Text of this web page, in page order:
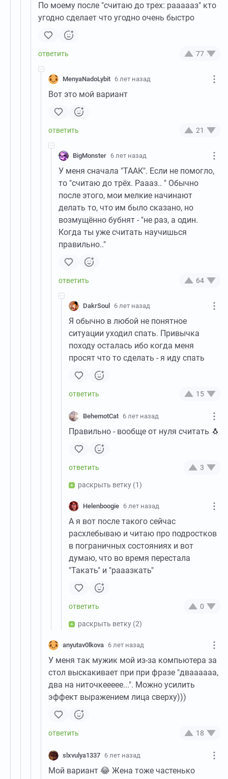
По моему после "считаю до трех: раааааз" кто
угодно сделает что угодно очень быстро
77
MenyaNadoLybit 6 лет назад
Вот это мой вариант
21
BigMonster 6 лет назад
У меня сначала "ТААК". Если не помогло,
то "считаю до трёх. Раааз.. " Обычно
после этого, мои мелкие начинают
делать то, что им было сказано, но
возмущённо бубнят - "не раз, а один.
Когда ты уже считать научишься
правильно.."
64
DakrSoul 6 лет назад
Я обычно в любой не понятное
ситуации уходил спать. Привычка
походу осталась ибо когда меня
просят что то сделать - я иду спать
15
BehemotCat 6 лет назад
Правильно - вообще от нуля считать 🐧
3
раскрыть ветку (1)
Helenboogie 6 лет назад
А я вот после такого сейчас
расхлебываю и читаю про подростков
в пограничных состояниях и вот
думаю, что во время перестала
"Такать" и "рааазкать"
0
раскрыть ветку (2)
anyutav0lkova 6 лет назад
У меня так мужик мой из-за компьютера за
стол выскакивает при при фразе "дваааааа,
два на ниточкеееее...". Можно усилить
эффект выражением лица сверху)))
18
slxvulya1337 6 лет назад
Мой вариант 😂 Жена тоже частенько